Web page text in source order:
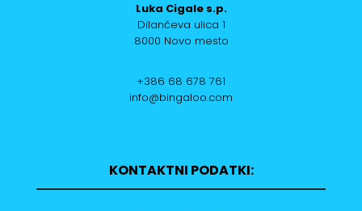
Luka Cigale s.p.
Dilančeva ulica 1
8000 Novo mesto
+386 68 678 761
info@bingaloo.com
KONTAKTNI PODATKI: